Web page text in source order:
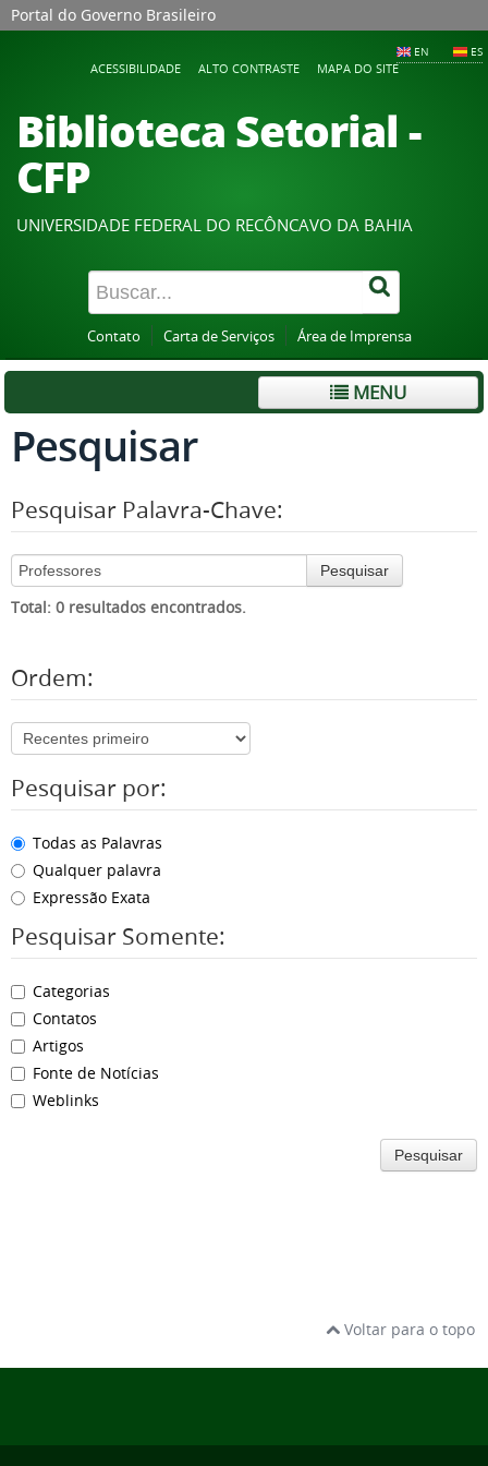
Portal do Governo Brasileiro
EN ES
ACESSIBILIDADE ALTO CONTRASTE MAPA DO SITE
Biblioteca Setorial -
CFP
UNIVERSIDADE FEDERAL DO RECÔNCAVO DA BAHIA
Contato Carta de Serviços Área de Imprensa
MENU
Pesquisar
Pesquisar Palavra-Chave:
Pesquisar
Total: 0 resultados encontrados.
Ordem:
Pesquisar por:
Todas as Palavras
Qualquer palavra
Expressão Exata
Pesquisar Somente:
Categorias
Contatos
Artigos
Fonte de Notícias
Weblinks
Pesquisar
Voltar para o topo